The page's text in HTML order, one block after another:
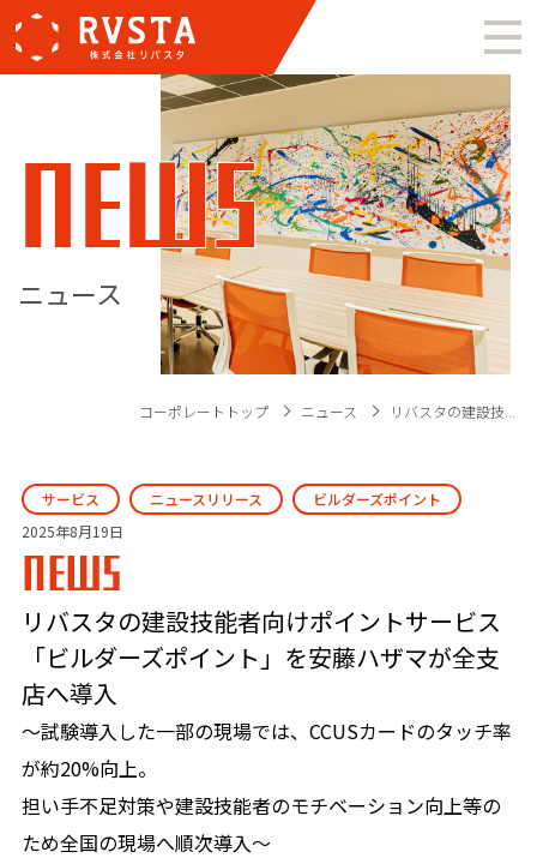
NEWS
ニュース
コーポレートトップ ニュース リバスタの建設技...
サービス ニュースリリース
ビルダーズポイント
2025年8月19日
NEWS
リバスタの建設技能者向けポイントサービス
「ビルダーズポイント」を安藤ハザマが全支
店へ導入
～試験導入した一部の現場では、CCUSカードのタッチ率
が約20%向上。
担い手不足対策や建設技能者のモチベーション向上等の
ため全国の現場へ順次導入～